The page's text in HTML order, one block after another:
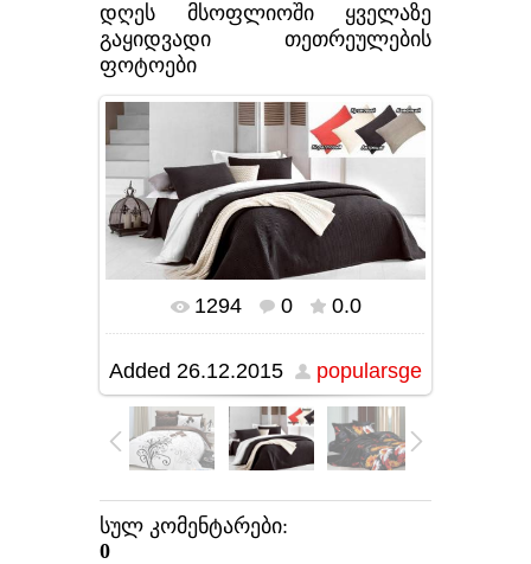
დღეს მსოფლიოში ყველაზე
გაყიდვადი თეთრეულების
ფოტოები
In real size 970x538/ 149.5Kb
1294 0 0.0
Added 26.12.2015 popularsge
სულ კომენტარები:
0